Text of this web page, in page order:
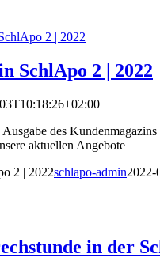
2 | 2022
SchlApo 2 | 2022
Ausgabe des
aktuellen Angebote
2 | 2022schlapo-admin2022-
in der